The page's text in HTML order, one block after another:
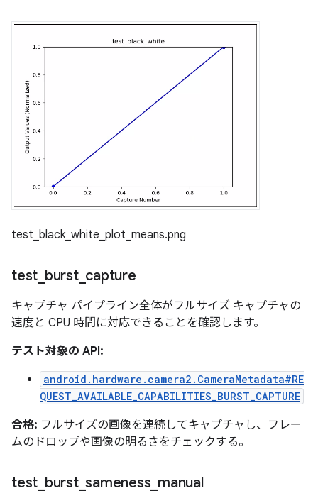
test_black_white_plot_means.png
test burst_ capture
キャプチャ パイプライン全体がフルサイズ キャプチャの
速度と CPU 時間に対応できることを確認します。
テスト対象の API:
android.hardware.camera2.CameraMetadata#RE
QUEST_AVAILABLE_CAPABILITIES_BURST_CAPTURE
合格: フルサイズの画像を連続してキャプチャし、フレー
ムのドロップや画像の明るさをチェックする。
test burst_sameness manual